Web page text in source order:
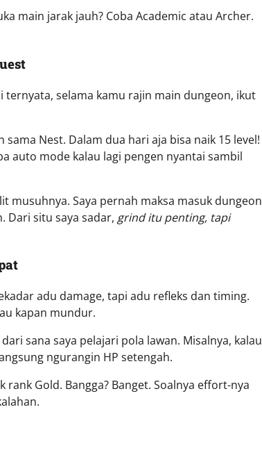
main jarak jauh? Coba Academic atau Archer.
ternyata, selama kamu rajin main dungeon, ikut
Nest. Dalam dua hari aja bisa naik 15 level!
auto mode kalau lagi pengen nyantai sambil
musuhnya. Saya pernah maksa masuk dungeon
Dari situ saya sadar, grind itu penting, tapi
adu damage, tapi adu refleks dan timing.
kapan mundur.
sana saya pelajari pola lawan. Misalnya, kalau
ngurangin HP setengah.
Gold. Bangga? Banget. Soalnya effort-nya